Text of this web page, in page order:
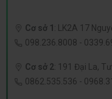
Cơ sở 1 :
LK2A 17
098.236.8008 -
Cơ sở 2: 191 Đại La,
0862.535.536 -